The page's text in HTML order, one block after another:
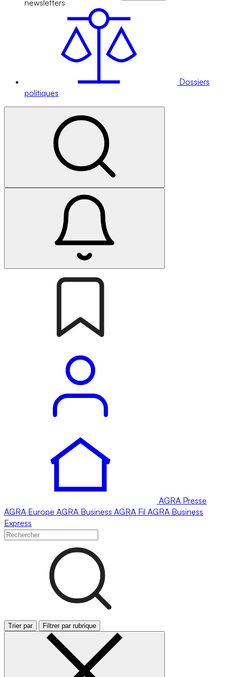
newsletters
Dossiers
politiques
AGRA Presse
AGRA Europe AGRA Business AGRA Fil AGRA Business
Express
Trier par Filtrer par rubrique